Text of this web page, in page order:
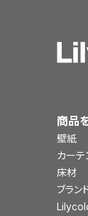
商品
壁紙
カーテ
床材
ブラン